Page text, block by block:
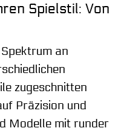
Spielstil: Von
an
zugeschnitten
Präzision und
Modelle mit runder